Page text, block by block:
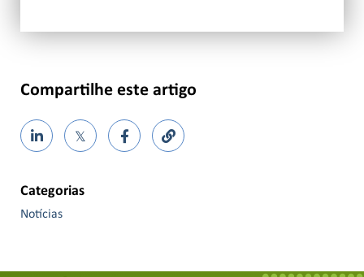
Compartilhe este artigo
𝕏
Categorias
Notícias